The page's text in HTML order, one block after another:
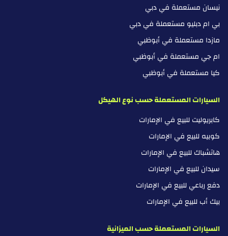
نيسان مستعملة في دبي
بي ام دبليو مستعملة في دبي
مازدا مستعملة في أبوظبي
ام جي مستعملة في أبوظبي
كيا مستعملة في أبوظبي
السيارات المستعملة حسب نوع الهيكل
كابريوليت للبيع في الإمارات
كوبيه للبيع في الإمارات
هاتشباك للبيع في الإمارات
سيدان للبيع في الإمارات
دفع رباعي للبيع في الإمارات
بيك أب للبيع في الإمارات
السيارات المستعملة حسب الميزانية